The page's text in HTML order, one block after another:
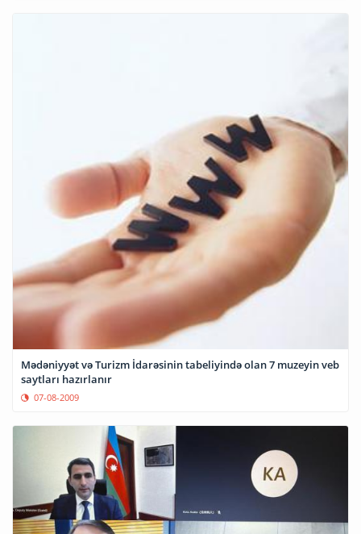
Mədəniyyət və Turizm İdarəsinin tabeliyində olan 7 muzeyin veb
saytları hazırlanır
07-08-2009